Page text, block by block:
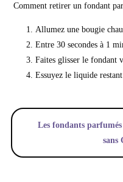
Comment retirer un fondant
Allumez une bougie
Entre 30 secondes à 1
Faites glisser le fondant
Essuyez le liquide
Les fondants
sans